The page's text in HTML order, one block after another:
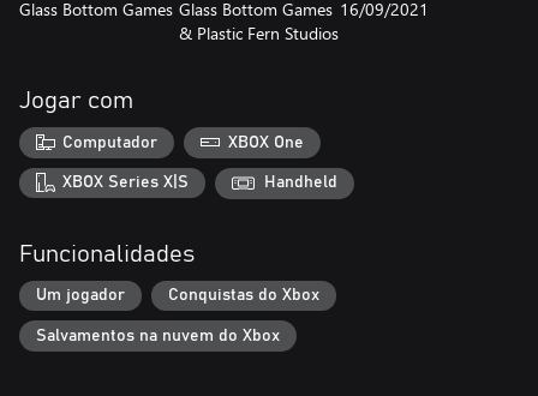
Glass Bottom Games Glass Bottom Games
& Plastic Fern Studios
16/09/2021
Jogar com
Computador XBOX One
XBOX Series X|S Handheld
Funcionalidades
Um jogador Conquistas do Xbox
Salvamentos na nuvem do Xbox